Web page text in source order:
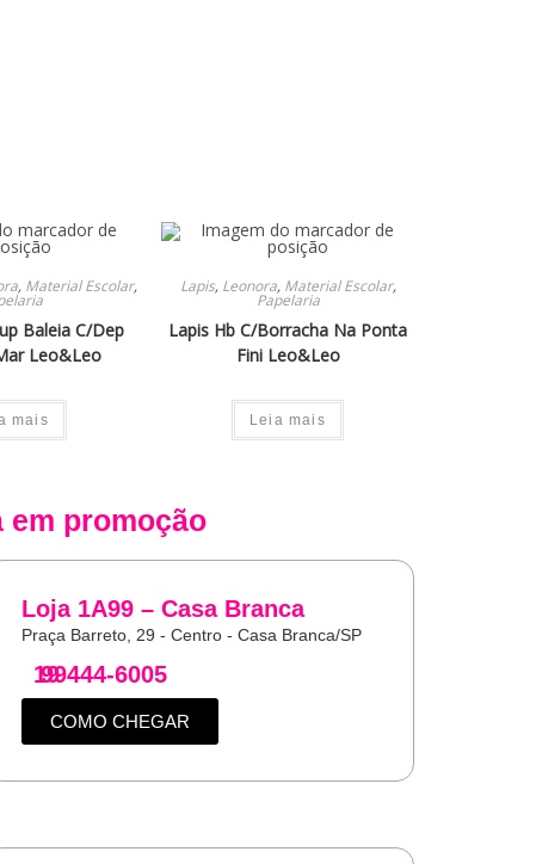
, Material Escolar,
Baleia C/Dep
Leo&Leo
mais
Lapis, Leonora, Material Escolar,
Papelaria
Lapis Hb C/Borracha Na Ponta
Fini Leo&Leo
Leia mais
em promoção
Loja 1A99 – Casa Branca
Praça Barreto, 29 - Centro - Casa Branca/SP
19
99444-6005
COMO CHEGAR